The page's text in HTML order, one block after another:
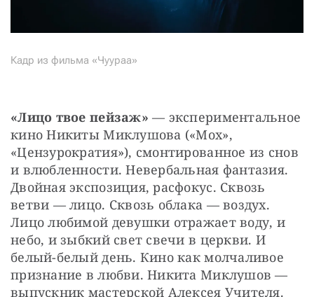
Кадр из фильма «Чуураа»
«Лицо твое пейзаж» — экспериментальное
кино Никиты Миклушова («Мох»,
«Цензурократия»), смонтированное из снов
и влюбленности. Невербальная фантазия.
Двойная экспозиция, расфокус. Сквозь
ветви — лицо. Сквозь облака — воздух.
Лицо любимой девушки отражает воду, и
небо, и зыбкий свет свечи в церкви. И
белый-белый день. Кино как молчаливое
признание в любви. Никита Миклушов —
выпускник мастерской Алексея Учителя.